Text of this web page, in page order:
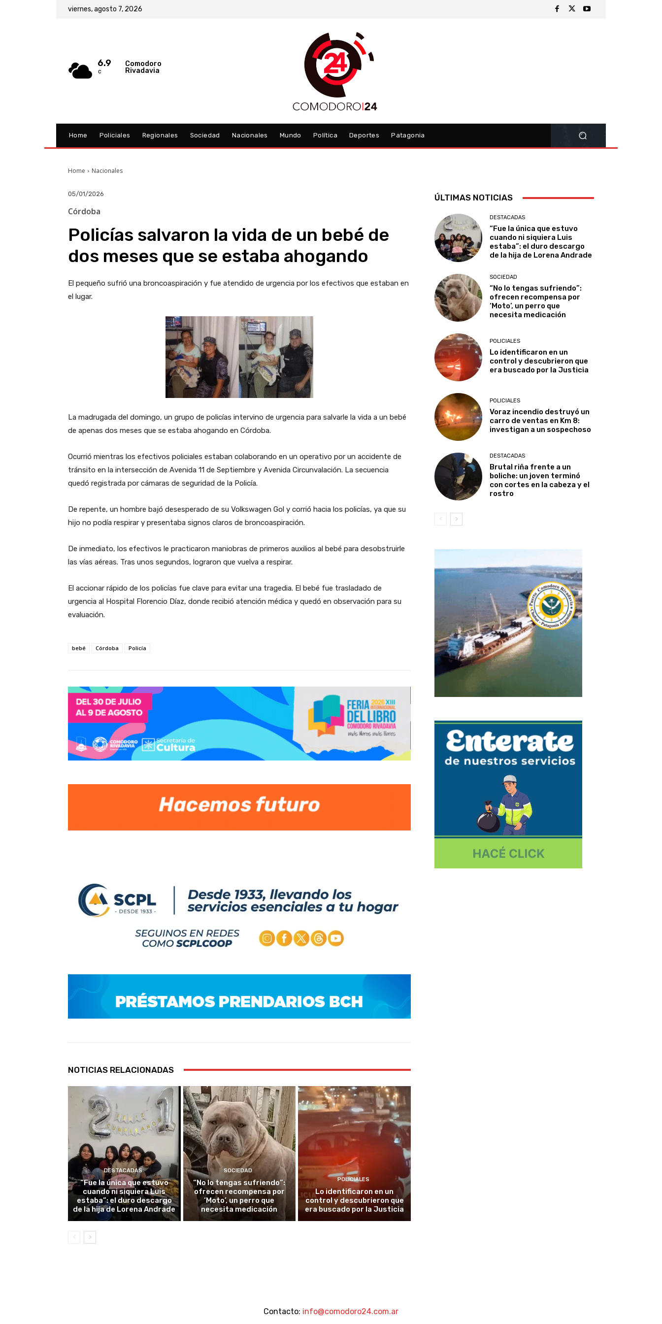
viernes, agosto 7, 2026
6.9
C
Comodoro
Rivadavia
Home Policiales Regionales Sociedad Nacionales Mundo Política Deportes Patagonia
Home Nacionales
05/01/2026
Córdoba
Policías salvaron la vida de un bebé de
dos meses que se estaba ahogando
El pequeño sufrió una broncoaspiración y fue atendido de urgencia por los efectivos que estaban en
el lugar.
La madrugada del domingo, un grupo de policías intervino de urgencia para salvarle la vida a un bebé
de apenas dos meses que se estaba ahogando en Córdoba.
Ocurrió mientras los efectivos policiales estaban colaborando en un operativo por un accidente de
tránsito en la intersección de Avenida 11 de Septiembre y Avenida Circunvalación. La secuencia
quedó registrada por cámaras de seguridad de la Policía.
De repente, un hombre bajó desesperado de su Volkswagen Gol y corrió hacia los policías, ya que su
hijo no podía respirar y presentaba signos claros de broncoaspiración.
De inmediato, los efectivos le practicaron maniobras de primeros auxilios al bebé para desobstruirle
las vías aéreas. Tras unos segundos, lograron que vuelva a respirar.
El accionar rápido de los policías fue clave para evitar una tragedia. El bebé fue trasladado de
urgencia al Hospital Florencio Díaz, donde recibió atención médica y quedó en observación para su
evaluación.
bebé Córdoba Policía
NOTICIAS RELACIONADAS
DESTACADAS
“Fue la única que estuvo
cuando ni siquiera Luis
estaba”: el duro descargo
de la hija de Lorena Andrade
SOCIEDAD
“No lo tengas sufriendo”:
ofrecen recompensa por
‘Moto’, un perro que
necesita medicación
POLICIALES
Lo identificaron en un
control y descubrieron que
era buscado por la Justicia
ÚLTIMAS NOTICIAS
DESTACADAS
“Fue la única que estuvo
cuando ni siquiera Luis
estaba”: el duro descargo
de la hija de Lorena Andrade
SOCIEDAD
“No lo tengas sufriendo”:
ofrecen recompensa por
‘Moto’, un perro que
necesita medicación
POLICIALES
Lo identificaron en un
control y descubrieron que
era buscado por la Justicia
POLICIALES
Voraz incendio destruyó un
carro de ventas en Km 8:
investigan a un sospechoso
DESTACADAS
Brutal riña frente a un
boliche: un joven terminó
con cortes en la cabeza y el
rostro
Contacto: info@comodoro24.com.ar